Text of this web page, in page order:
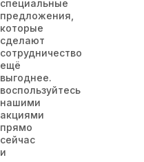
специальные
предложения,
которые
сделают
сотрудничество
ещё
выгоднее.
воспользуйтесь
нашими
акциями
прямо
сейчас
и